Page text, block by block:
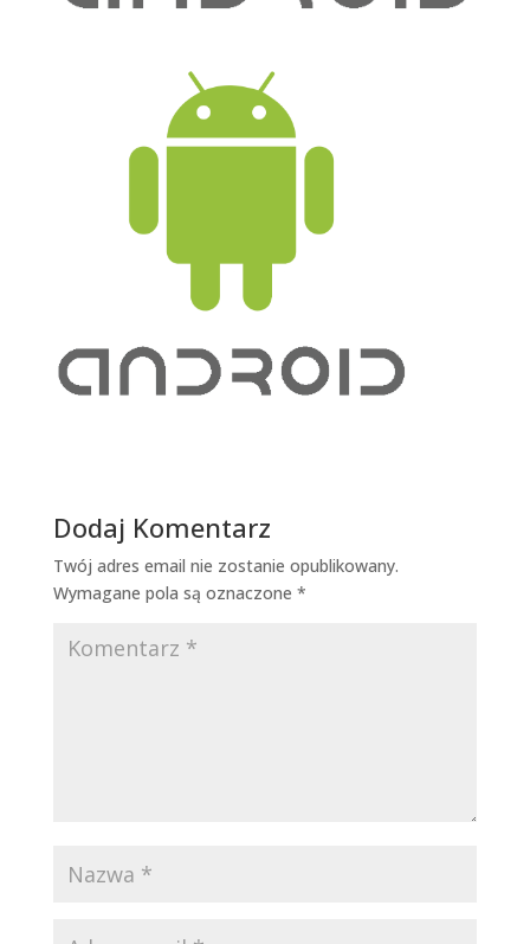
Dodaj Komentarz
Twój adres email nie zostanie opublikowany.
Wymagane pola są oznaczone *